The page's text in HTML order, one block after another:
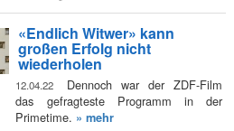
«Endlich Witwer» kann
großen Erfolg nicht
wiederholen
12.04.22
Dennoch war der ZDF-Film
das gefragteste Programm in der
Primetime. » mehr